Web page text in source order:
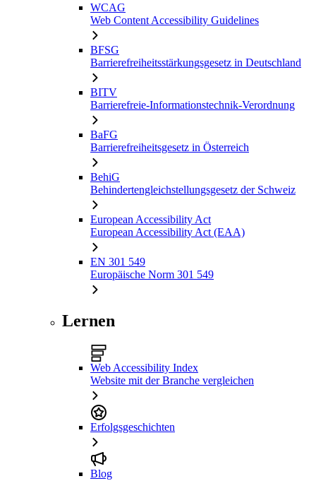
WCAG
Web Content Accessibility Guidelines
BFSG
Barrierefreiheitsstärkungsgesetz in Deutschland
BITV
Barrierefreie-Informationstechnik-Verordnung
BaFG
Barrierefreiheitsgesetz in Österreich
BehiG
Behindertengleichstellungsgesetz der Schweiz
European Accessibility Act
European Accessibility Act (EAA)
EN 301 549
Europäische Norm 301 549
Lernen
Web Accessibility Index
Website mit der Branche vergleichen
Erfolgsgeschichten
Blog